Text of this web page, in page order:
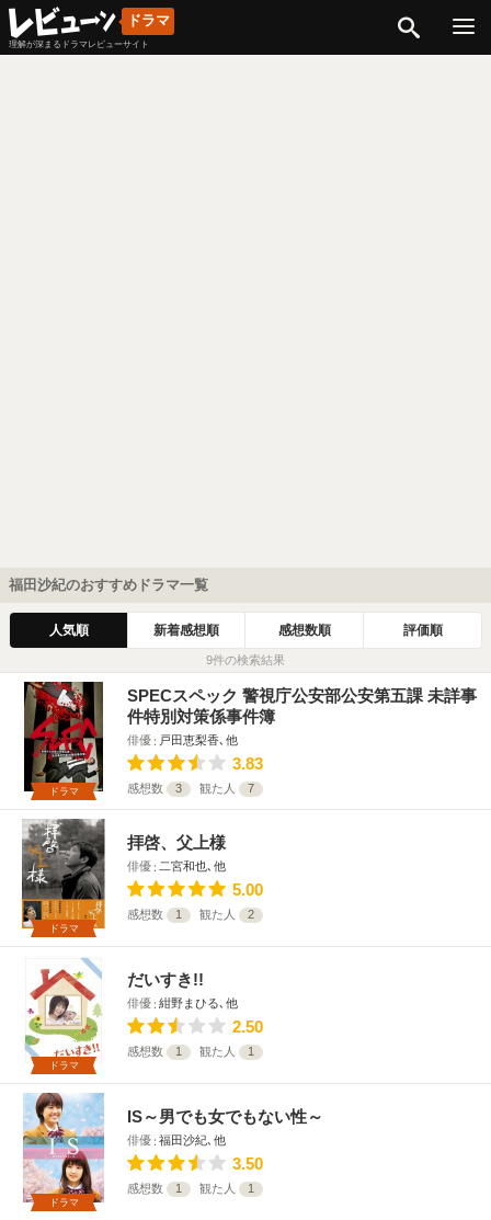
ドラマ
理解が深まるドラマレビューサイト
福田沙紀のおすすめドラマ一覧
人気順 新着感想順 感想数順 評価順
9件の検索結果
ドラマ
SPECスペック 警視庁公安部公安第五課 未詳事
件特別対策係事件簿
俳優 戸田恵梨香､他
3.83
感想数 3 観た人 7
ドラマ
拝啓、父上様
俳優 二宮和也､他
5.00
感想数 1 観た人 2
ドラマ
だいすき!!
俳優 紺野まひる､他
2.50
感想数 1 観た人 1
ドラマ
IS～男でも女でもない性～
俳優 福田沙紀､他
3.50
感想数 1 観た人 1